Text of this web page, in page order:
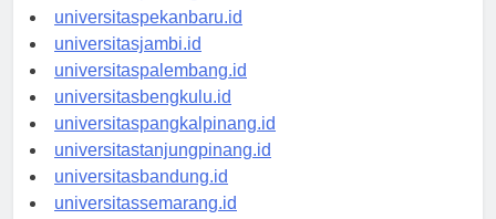
universitaspadang.id
universitaspekanbaru.id
universitasjambi.id
universitaspalembang.id
universitasbengkulu.id
universitaspangkalpinang.id
universitastanjungpinang.id
universitasbandung.id